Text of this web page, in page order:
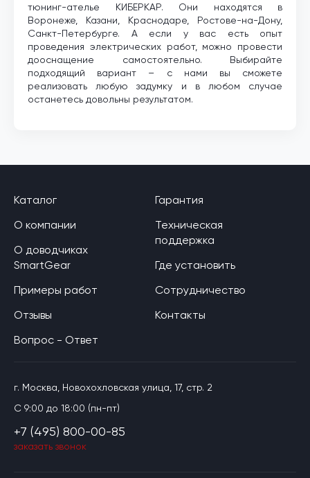
тюнинг-ателье КИБЕРКАР. Они находятся в
Воронеже, Казани, Краснодаре, Ростове-на-Дону,
Санкт-Петербурге. А если у вас есть опыт
проведения электрических работ, можно провести
дооснащение самостоятельно. Выбирайте
подходящий вариант – с нами вы сможете
реализовать любую задумку и в любом случае
останетесь довольны результатом.
Каталог
О компании
О доводчиках
SmartGear
Примеры работ
Отзывы
Вопрос - Ответ
Гарантия
Техническая
поддержка
Где установить
Сотрудничество
Контакты
г. Москва, Новохохловская улица, 17, стр. 2
C 9:00 до 18:00 (пн-пт)
+7 (495) 800-00-85
заказать звонок